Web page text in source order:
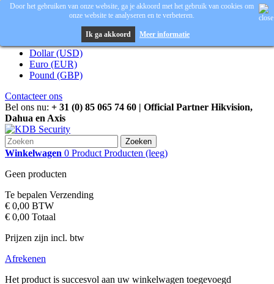
Dollar (USD)
Euro (EUR)
Pound (GBP)
Contacteer ons
Bel ons nu: + 31 (0) 85 065 74 60 | Official Partner Hikvision,
Dahua en Axis
Zoeken
Winkelwagen 0 Product Producten (leeg)
Geen producten
Te bepalen Verzending
€ 0,00 BTW
€ 0,00 Totaal
Prijzen zijn incl. btw
Afrekenen
Het product is succesvol aan uw winkelwagen toegevoegd
Door het gebruiken van onze website, ga je akkoord met het gebruik van cookies om
onze website te analyseren en te verbeteren.
Ik ga akkoord Meer informatie